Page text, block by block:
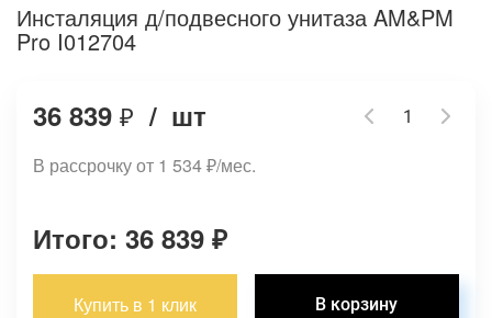
Инсталяция д/подвесного унитаза AM&PM
Pro I012704
36 839 ₽ / шт
В рассрочку от 1 534₽/мес.
Итого: 36 839 ₽
Купить в 1 клик